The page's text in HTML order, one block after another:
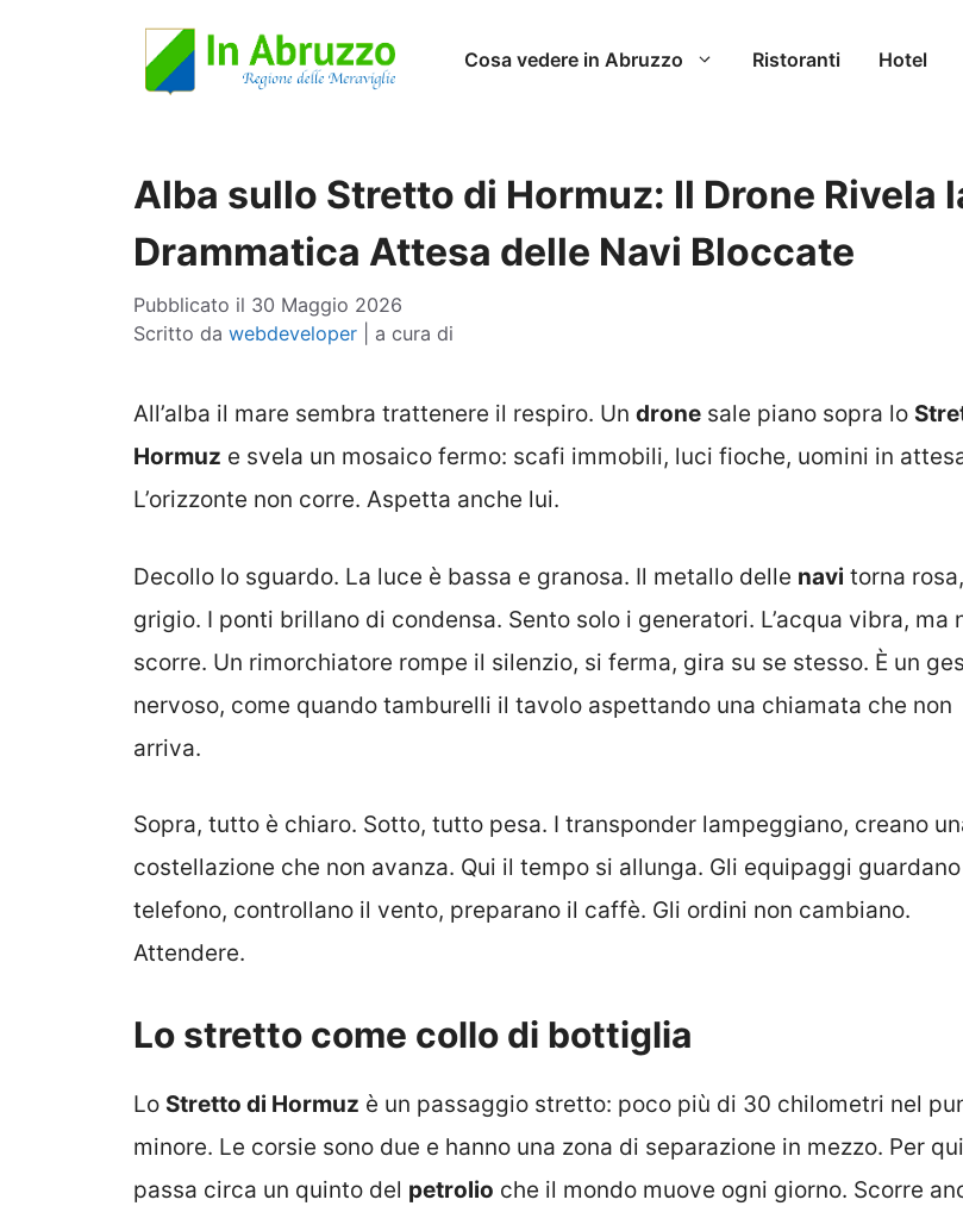
Cosa vedere in Abruzzo Ristoranti Hotel
Alba sullo Stretto di Hormuz: Il Drone Rivela
Drammatica Attesa delle Navi Bloccate
Pubblicato il 30 Maggio 2026
Scritto da webdeveloper a cura di
All’alba il mare sembra trattenere il respiro. Un drone sale piano sopra lo
Hormuz e svela un mosaico fermo: scafi immobili, luci fioche, uomini in
L’orizzonte non corre. Aspetta anche lui.
Decollo lo sguardo. La luce è bassa e granosa. Il metallo delle navi torna
grigio. I ponti brillano di condensa. Sento solo i generatori. L’acqua vibra, ma
scorre. Un rimorchiatore rompe il silenzio, si ferma, gira su se stesso. È un
nervoso, come quando tamburelli il tavolo aspettando una chiamata che non
arriva.
Sopra, tutto è chiaro. Sotto, tutto pesa. I transponder lampeggiano, creano
costellazione che non avanza. Qui il tempo si allunga. Gli equipaggi
telefono, controllano il vento, preparano il caffè. Gli ordini non cambiano.
Attendere.
Lo stretto come collo di bottiglia
Lo Stretto di Hormuz è un passaggio stretto: poco più di 30 chilometri nel
minore. Le corsie sono due e hanno una zona di separazione in mezzo. Per qui
passa circa un quinto del petrolio che il mondo muove ogni giorno. Scorre